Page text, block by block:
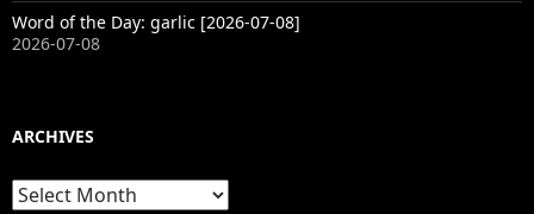
Word of the Day: garlic [2026-07-08]
2026-07-08
ARCHIVES
Archives